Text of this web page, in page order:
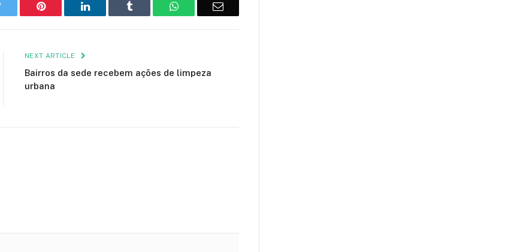
Twitter Pinterest LinkedIn Tumblr WhatsAppEmail
NEXT ARTICLE
Bairros da sede recebem ações de limpeza
urbana